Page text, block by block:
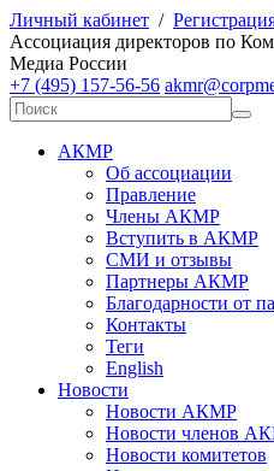
Личный кабинет /
Ассоциация директоров по К
Медиа России
+7 (495) 157-56-56
АКМР
Об ассоциации
Правление
Члены АКМР
Вступить в АКМР
СМИ и отзывы
Партнеры АКМР
Благодарности от
Контакты
Теги
English
Новости
Новости АКМР
Новости членов
Новости комитетов